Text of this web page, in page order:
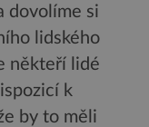
dovolíme si
lidského
někteří lidé
k
by to měli